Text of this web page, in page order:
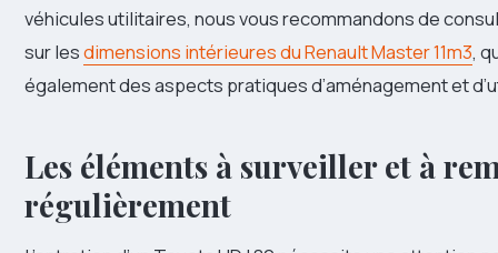
véhicules utilitaires, nous vous recommandons de
sur lesdimensions intérieures du Renault Master 11m3,
également des aspects pratiques d’aménagement et
Les éléments à surveiller et à
régulièrement